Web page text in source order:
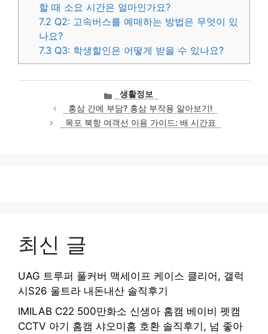
할 때 소요 시간은 얼마인가요?
7.2 Q2: 고속버스를 예매하는 방법은 무엇이 있
나요?
7.3 Q3: 학생할인은 어떻게 받을 수 있나요?
카
테
고
리
생활정보
홍삼 간에 부담? 홍삼 부작용 알아보기!
목포 북항 여객선 이용 가이드: 배 시간표
최신 글
UAG 트루퍼 풀커버 맥세이프 케이스 클리어, 갤럭
시S26 울트라 내돈내산 솔직후기
IMILAB C22 500만화소 신생아 홈캠 베이비 펫캠
CCTV 아기 홈캠 샤오미홈 호환 솔직후기, 넘 좋아